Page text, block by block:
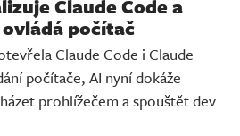
Claude Code a
počítač
Claude Code i Claude
počítače, AI nyní dokáže
prohlížečem a spouštět dev